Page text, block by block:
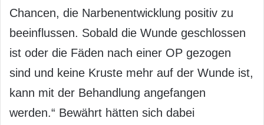
Chancen, die Narbenentwicklung positiv zu
beeinflussen. Sobald die Wunde geschlossen
ist oder die Fäden nach einer OP gezogen
sind und keine Kruste mehr auf der Wunde ist,
kann mit der Behandlung angefangen
werden.“ Bewährt hätten sich dabei